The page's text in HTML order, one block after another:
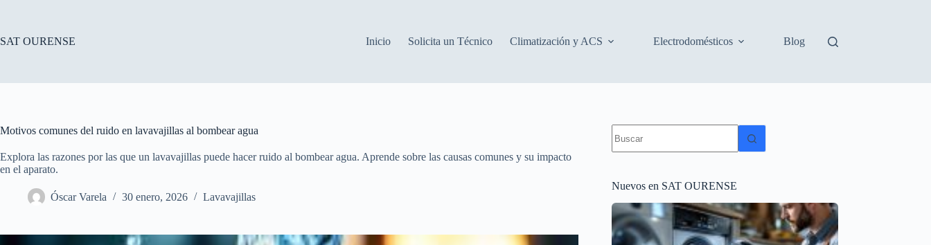
SAT OURENSE
Inicio Solicita un Técnico Climatización y ACS Electrodomésticos Blog
Motivos comunes del ruido en lavavajillas al bombear agua
Explora las razones por las que un lavavajillas puede hacer ruido al bombear agua. Aprende sobre las causas comunes y su impacto
en el aparato.
Óscar Varela 30 enero, 2026 Lavavajillas
resultados
Nuevos en SAT OURENSE